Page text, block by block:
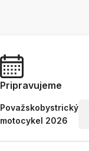
Pripravujeme
Považskobystrický
motocykel 2026